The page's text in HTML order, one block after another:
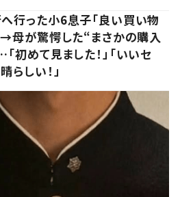
行った小6息子「良い買い物
→母が驚愕した“まさかの購入
初めて見ました！」「いいセ
らしい！」